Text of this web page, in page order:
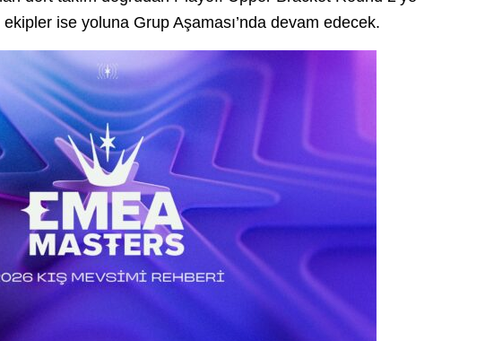
ise yoluna Grup Aşaması’nda devam edecek.